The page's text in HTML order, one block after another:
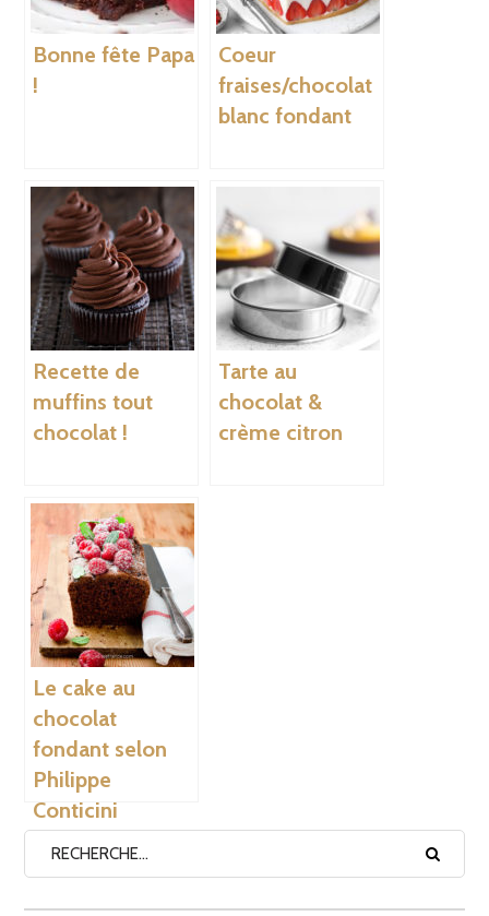
Bonne fête Papa
!
Coeur
fraises/chocolat
blanc fondant
Recette de
muffins tout
chocolat !
Tarte au
chocolat &
crème citron
Le cake au
chocolat
fondant selon
Philippe
Conticini